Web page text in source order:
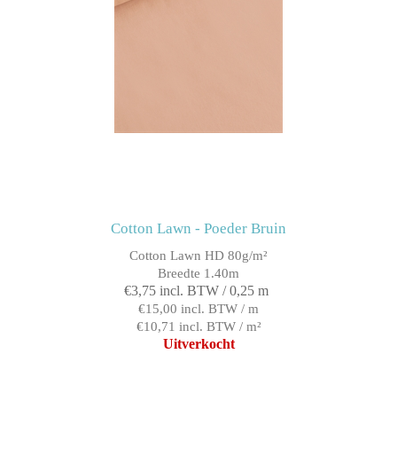
Cotton Lawn - Poeder Bruin
Cotton Lawn HD 80g/m²
Breedte 1.40m
€3,75 incl. BTW / 0,25 m
€15,00 incl. BTW / m
€10,71 incl. BTW / m²
Uitverkocht